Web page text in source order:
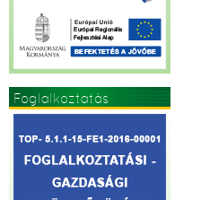
Foglalkoztatás